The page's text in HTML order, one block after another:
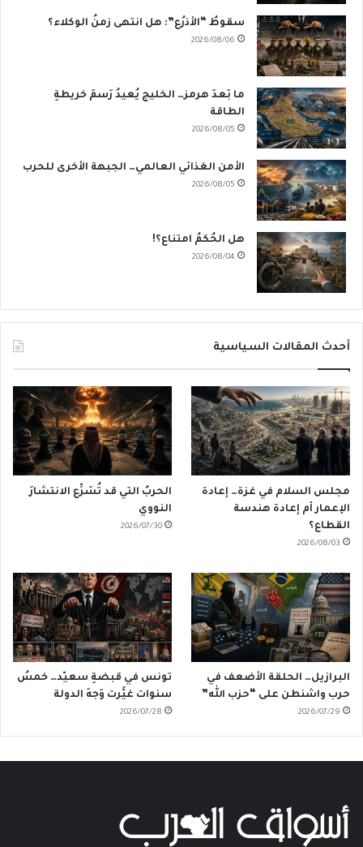
سقوطُ “الأذرُع”: هل انتهى زمنُ الوكلاء؟
2026/08/06
ما بَعدَ هرمز… الخليج يُعيدُ رَسمَ خريطةِ
الطاقة
2026/08/05
الأمن الغذائي العالمي… الجبهة الأخرى للحرب
2026/08/05
هل الحُكمُ امتناع؟!
2026/08/04
أحدث المقالات السياسية
مجلس السلام في غزة… إعادة
الإعمار أم إعادة هندسة
القطاع؟
2026/08/03
الحربُ التي قد تُسَرِّع الانتشارَ
النووي
2026/07/30
البرازيل… الحلقة الأضعف في
حرب واشنطن على “حزب الله”
2026/07/29
تونس في قبضةِ سعيّد… خمسُ
سنوات غيَّرت وَجهَ الدولة
2026/07/28